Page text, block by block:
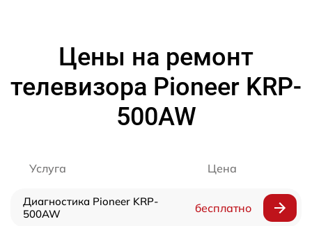
Цены на ремонт
телевизора Pioneer KRP-
500AW
Услуга Цена
Диагностика Pioneer KRP-
500AW
бесплатно